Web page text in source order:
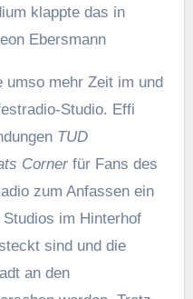
klappte das in
Ebersmann
mehr Zeit im und
Studio. Effi
TUD
Cornerfür Fans des
zum Anfassen ein
im Hinterhof
sind und die
an den